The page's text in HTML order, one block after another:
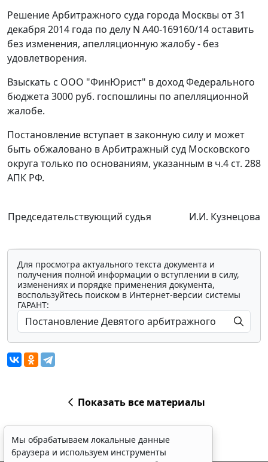
РешениеАрбитражного суда города Москвы от 31
декабря 2014 года по делу N А40-169160/14 оставить
без изменения, апелляционную жалобу - без
удовлетворения.
Взыскать с ООО "ФинЮрист" в доход Федерального
бюджета 3000 руб. госпошлины по апелляционной
жалобе.
Постановление вступает в законную силу и может
быть обжаловано в Арбитражный суд Московского
округа только по основаниям, указанным в ч.4 ст. 288
АПК РФ.
Председательствующий судья И.И. Кузнецова
Для просмотра актуального текста документа и
получения полной информации о вступлении в силу,
изменениях и порядке применения документа,
воспользуйтесь поиском в Интернет-версии системы
ГАРАНТ:
Показать все материалы
Мы обрабатываем локальные данные
браузера и используем инструменты